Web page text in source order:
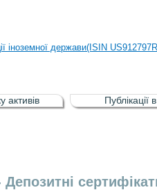
ринку (РФР) включена
іноземної держави(ISIN
внутрішніх державних позик
ринку (РФР) включена
активів Публікації